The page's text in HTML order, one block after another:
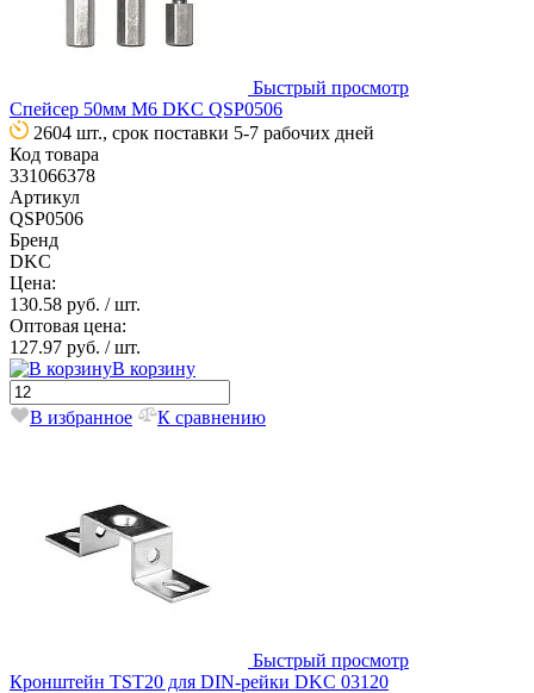
Быстрый просмотр
Спейсер 50мм М6 DKC QSP0506
2604 шт., срок поставки 5-7 рабочих дней
Код товара
331066378
Артикул
QSP0506
Бренд
DKC
Цена:
130.58 руб. / шт.
Оптовая цена:
127.97 руб. / шт.
В корзину
В избранное К сравнению
Быстрый просмотр
Кронштейн TST20 для DIN-рейки DKC 03120